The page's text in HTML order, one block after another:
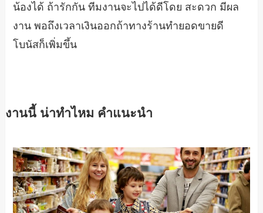
น้องได้ ถ้ารักกัน ทีมงานจะไปได้ดีโดย สะดวก มีผล
งาน พอถึงเวลาเงินออกถ้าทางร้านทำยอดขายดี
โบนัสก็เพิ่มขึ้น
งานนี้ น่าทำไหม คำแนะนำ